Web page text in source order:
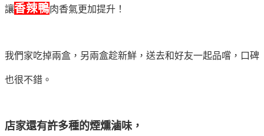
讓香辣鴨肉香氣更加提升！
我們家吃掉兩盒，另兩盒趁新鮮，送去和好友一起品嚐，口碑
也很不錯。
店家還有許多種的煙燻滷味，